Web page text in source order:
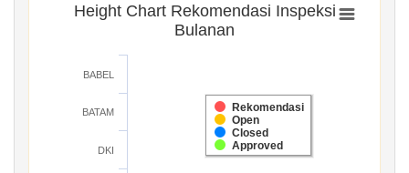
Height Chart Rekomendasi Inspeksi
Bulanan
Rekomendasi
Open
Closed
Approved
BABEL
BATAM
DKI